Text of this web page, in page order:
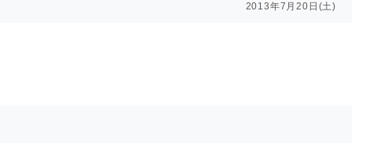
2013年7月20日(土)